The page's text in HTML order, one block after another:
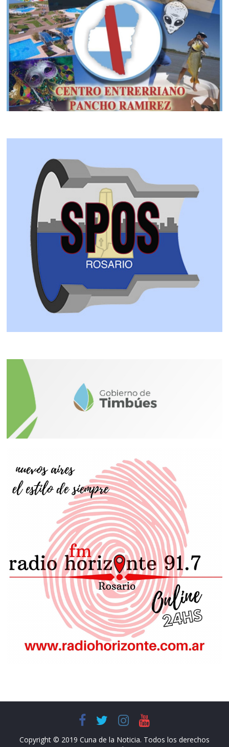
Copyright © 2019 Cuna de la Noticia. Todos los derechos